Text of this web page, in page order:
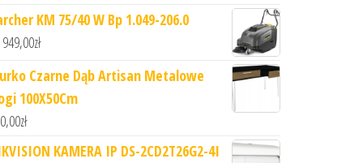
KM 75/40 W Bp 1.049-206.0
zł
Czarne Dąb Artisan Metalowe
100X50Cm
zł
KAMERA IP DS-2CD2T26G2-4I